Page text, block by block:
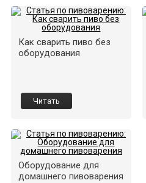
Как сварить пиво без
оборудования
Читать
Оборудование для
домашнего пивоварения